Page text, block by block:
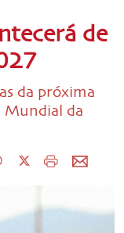
de
da próxima
Mundial da